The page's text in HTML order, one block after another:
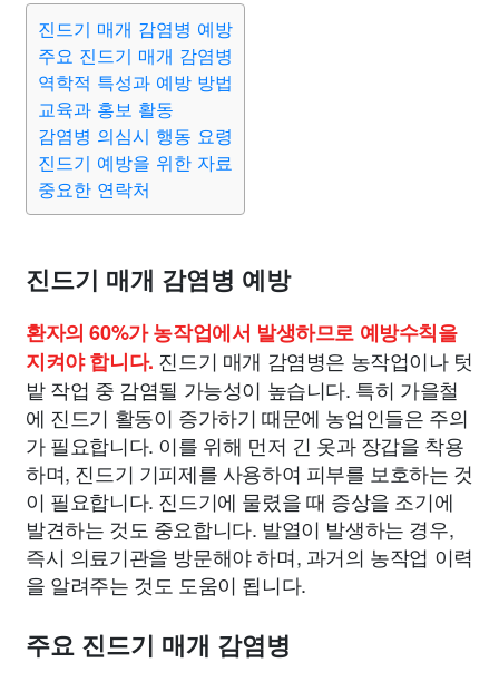
요리 상품리뷰 원예 금융
대출 자동차 취미 여행
종교 사회 정치 건강
부동산 외국어 교육 교통
진드기 매개 감염병 예방
주요 진드기 매개 감염병
역학적 특성과 예방 방법
교육과 홍보 활동
감염병 의심시 행동 요령
진드기 예방을 위한 자료
중요한 연락처
진드기 매개 감염병 예방
환자의 60%가 농작업에서 발생하므로 예방수칙을
지켜야 합니다. 진드기 매개 감염병은 농작업이나 텃
밭 작업 중 감염될 가능성이 높습니다. 특히 가을철
에 진드기 활동이 증가하기 때문에 농업인들은 주의
가 필요합니다. 이를 위해 먼저 긴 옷과 장갑을 착용
하며, 진드기 기피제를 사용하여 피부를 보호하는 것
이 필요합니다. 진드기에 물렸을 때 증상을 조기에
발견하는 것도 중요합니다. 발열이 발생하는 경우,
즉시 의료기관을 방문해야 하며, 과거의 농작업 이력
을 알려주는 것도 도움이 됩니다.
주요 진드기 매개 감염병